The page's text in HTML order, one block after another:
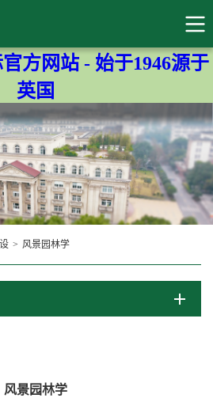
方网站 - 始于1946源于
英国
> 风景园林学
风景园林学